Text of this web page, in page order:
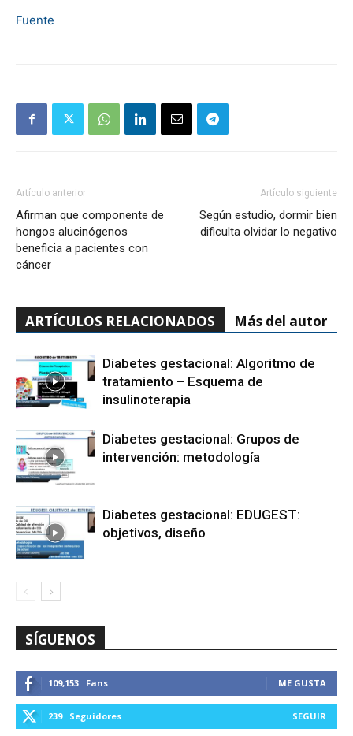
Fuente
Artículo anterior
Afirman que componente de
hongos alucinógenos
beneficia a pacientes con
cáncer
Artículo siguiente
Según estudio, dormir bien
dificulta olvidar lo negativo
ARTÍCULOS RELACIONADOS Más del autor
Diabetes gestacional: Algoritmo de
tratamiento – Esquema de
insulinoterapia
Diabetes gestacional: Grupos de
intervención: metodología
Diabetes gestacional: EDUGEST:
objetivos, diseño
SÍGUENOS
109,153 Fans ME GUSTA
239 Seguidores SEGUIR